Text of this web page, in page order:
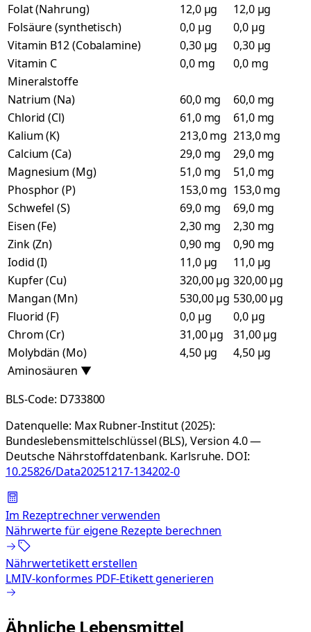
Folat (Nahrung)
12,0 µg
12,0 µg
Folsäure (synthetisch)
0,0 µg
0,0 µg
Vitamin B12 (Cobalamine)
0,30 µg
0,30 µg
Vitamin C
0,0 mg
0,0 mg
Mineralstoffe
Natrium (Na)
60,0 mg
60,0 mg
Chlorid (Cl)
61,0 mg
61,0 mg
Kalium (K)
213,0 mg 213,0 mg
Calcium (Ca)
29,0 mg
29,0 mg
Magnesium (Mg)
51,0 mg
51,0 mg
Phosphor (P)
153,0 mg 153,0 mg
Schwefel (S)
69,0 mg
69,0 mg
Eisen (Fe)
2,30 mg
2,30 mg
Zink (Zn)
0,90 mg
0,90 mg
Iodid (I)
11,0 µg
11,0 µg
Kupfer (Cu)
320,00 µg 320,00 µg
Mangan (Mn)
530,00 µg 530,00 µg
Fluorid (F)
0,0 µg
0,0 µg
Chrom (Cr)
31,00 µg
31,00 µg
Molybdän (Mo)
4,50 µg
4,50 µg
Aminosäuren ▼
BLS-Code: D733800
Datenquelle: Max Rubner-Institut (2025):
Bundeslebensmittelschlüssel (BLS), Version 4.0 —
Deutsche Nährstoffdatenbank. Karlsruhe. DOI:
10.25826/Data20251217-134202-0
Im Rezeptrechner verwenden
Nährwerte für eigene Rezepte berechnen
Nährwertetikett erstellen
LMIV-konformes PDF-Etikett generieren
Ähnliche Lebensmittel